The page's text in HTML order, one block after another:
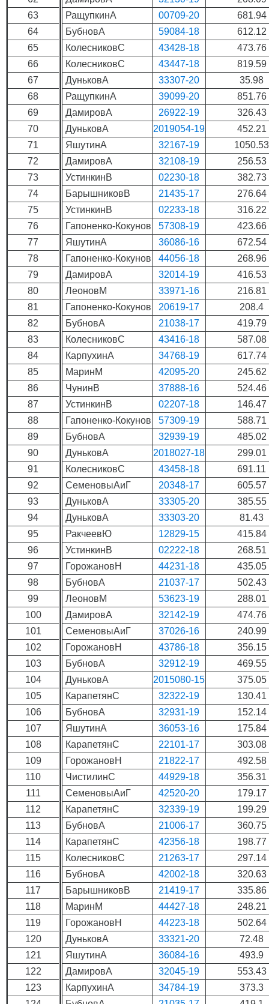
63
64
65
66
67
68
69
70
71
72
73
74
75
76
77
78
79
80
81
82
83
84
85
86
87
88
89
90
91
92
93
94
95
96
97
98
99
100
101
102
103
104
105
106
107
108
109
110
111
112
113
114
115
116
117
118
119
120
121
122
123
РащупкинА
00709-20
681.94
БубновА
59084-18
612.12
КолесниковС
43428-18
473.76
КолесниковС
43447-18
819.59
ДуньковА
33307-20
35.98
РащупкинА
39099-20
851.76
ДамировА
26922-19
326.43
ДуньковА
2019054-19
452.21
ЯшутинА
32167-19
1050.53
ДамировА
32108-19
256.53
УстинкинВ
02230-18
382.73
БарышниковВ
21435-17
276.64
УстинкинВ
02233-18
316.22
Гапоненко-Кокунов
57308-19
423.66
ЯшутинА
36086-16
672.54
Гапоненко-Кокунов
44056-18
268.96
ДамировА
32014-19
416.53
ЛеоновМ
33971-16
216.81
Гапоненко-Кокунов
20619-17
208.4
БубновА
21038-17
419.79
КолесниковС
43416-18
587.08
КарпухинА
34768-19
617.74
МаринМ
42095-20
245.62
ЧунинВ
37888-16
524.46
УстинкинВ
02207-18
146.47
Гапоненко-Кокунов
57309-19
588.71
БубновА
32939-19
485.02
ДуньковА
2018027-18
299.01
КолесниковС
43458-18
691.11
СеменовыАиГ
20348-17
605.57
ДуньковА
33305-20
385.55
ДуньковА
33303-20
81.43
РакчеевЮ
12829-15
415.84
УстинкинВ
02222-18
268.51
ГорожановН
44231-18
435.05
БубновА
21037-17
502.43
ЛеоновМ
53623-19
288.01
ДамировА
32142-19
474.76
СеменовыАиГ
37026-16
240.99
ГорожановН
43786-18
356.15
БубновА
32912-19
469.55
ДуньковА
2015080-15
375.05
КарапетянС
32322-19
130.41
БубновА
32931-19
152.14
ЯшутинА
36053-16
175.84
КарапетянС
22101-17
303.08
ГорожановН
21822-17
492.58
ЧистилинС
44929-18
356.31
СеменовыАиГ
42520-20
179.17
КарапетянС
32339-19
199.29
БубновА
21006-17
360.75
КарапетянС
42356-18
198.77
КолесниковС
21263-17
297.14
БубновА
42002-18
320.63
БарышниковВ
21419-17
335.86
МаринМ
44427-18
248.21
ГорожановН
44223-18
502.64
ДуньковА
33321-20
72.48
ЯшутинА
36084-16
493.9
ДамировА
32045-19
553.43
КарпухинА
34784-19
373.3